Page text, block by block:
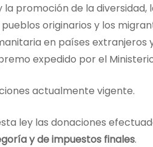
promoción de la diversidad,
originarios y los
en países extranjeros
expedido por el
actualmente vigente.
ley las donaciones
y de impuestos finales.